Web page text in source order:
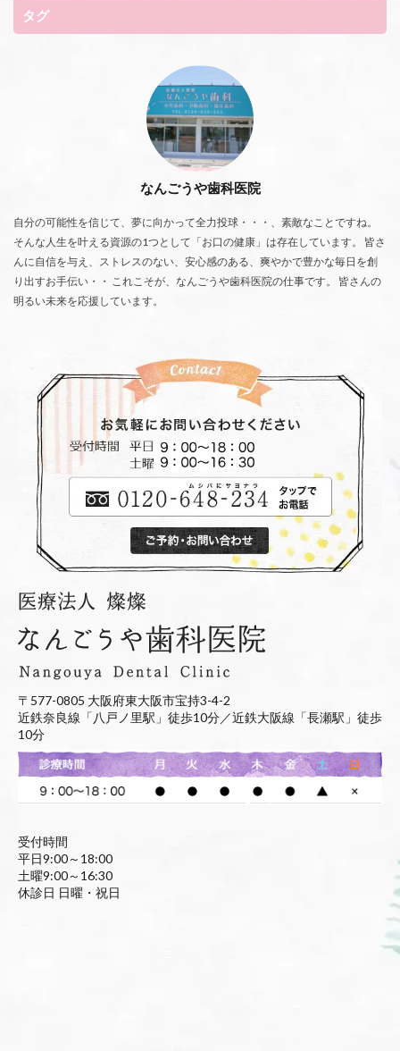
タグ
なんごうや歯科医院
自分の可能性を信じて、夢に向かって全力投球・・・、素敵なことですね。
そんな人生を叶える資源の1つとして「お口の健康」は存在しています。 皆さ
んに自信を与え、ストレスのない、安心感のある、爽やかで豊かな毎日を創
り出すお手伝い・・ これこそが、なんごうや歯科医院の仕事です。 皆さんの
明るい未来を応援しています。
〒577-0805 大阪府東大阪市宝持3-4-2
近鉄奈良線「八戸ノ里駅」徒歩10分／近鉄大阪線「長瀬駅」徒歩
10分
受付時間
平日9:00～18:00
土曜9:00～16:30
休診日 日曜・祝日